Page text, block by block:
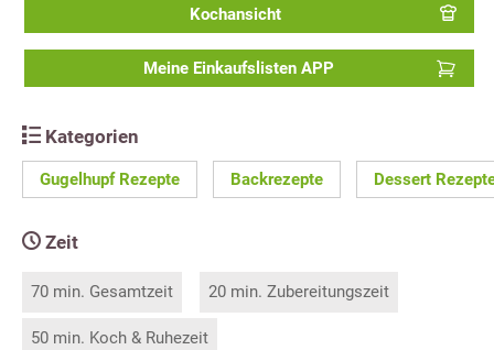
Kochansicht
Meine Einkaufslisten APP
Kategorien
Gugelhupf Rezepte Backrezepte Dessert
Zeit
70 min. Gesamtzeit 20 min. Zubereitungszeit
50 min. Koch & Ruhezeit